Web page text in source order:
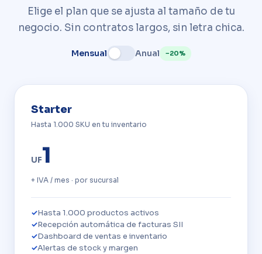
Elige el plan que se ajusta al tamaño de tu
negocio. Sin contratos largos, sin letra chica.
Mensual Anual −20%
Starter
Hasta 1.000 SKU en tu inventario
UF1
+ IVA / mes · por sucursal
Hasta 1.000 productos activos
Recepción automática de facturas SII
Dashboard de ventas e inventario
Alertas de stock y margen